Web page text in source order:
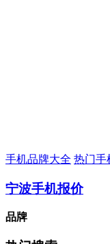
手机品牌大全 热门手
宁波手机报价
品牌